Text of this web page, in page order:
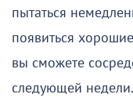
пытаться
появиться
вы сможете
следующей